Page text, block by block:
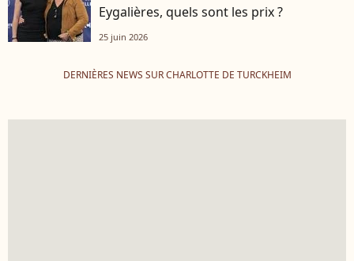
Eygalières, quels sont les prix ?
25 juin 2026
DERNIÈRES NEWS SUR CHARLOTTE DE TURCKHEIM